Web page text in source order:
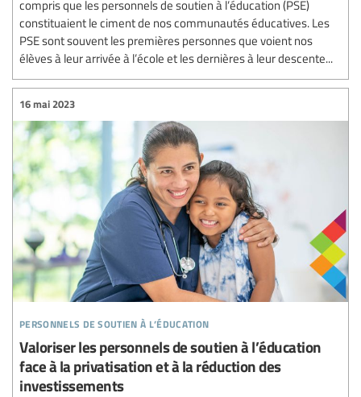
compris que les personnels de soutien à l’éducation (PSE)
constituaient le ciment de nos communautés éducatives. Les
PSE sont souvent les premières personnes que voient nos
élèves à leur arrivée à l’école et les dernières à leur descente...
personnels de soutien à l’éducation
16 mai 2023
Valoriser les personnels de soutien à l’éducation
face à la privatisation et à la réduction des
investissements